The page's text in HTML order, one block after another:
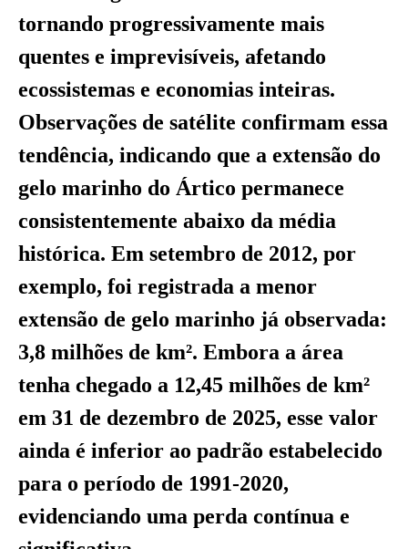
tornando progressivamente mais
quentes e imprevisíveis, afetando
ecossistemas e economias inteiras.
Observações de satélite confirmam essa
tendência, indicando que a extensão do
gelo marinho do Ártico permanece
consistentemente abaixo da média
histórica. Em setembro de 2012, por
exemplo, foi registrada a menor
extensão de gelo marinho já observada:
3,8 milhões de km². Embora a área
tenha chegado a 12,45 milhões de km²
em 31 de dezembro de 2025, esse valor
ainda é inferior ao padrão estabelecido
para o período de 1991-2020,
evidenciando uma perda contínua e